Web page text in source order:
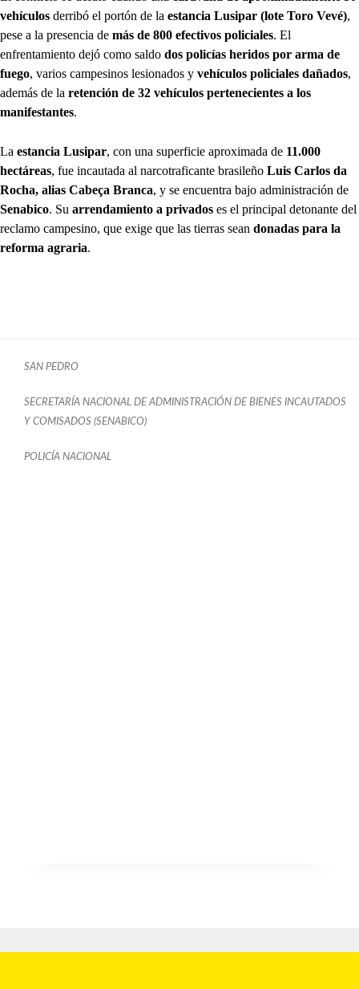
vehículos derribó el portón de la estancia Lusipar (lote Toro Vevé),
pese a la presencia de más de 800 efectivos policiales. El
enfrentamiento dejó como saldo dos policías heridos por arma de
fuego, varios campesinos lesionados y vehículos policiales dañados,
además de la retención de 32 vehículos pertenecientes a los
manifestantes.
La estancia Lusipar, con una superficie aproximada de 11.000
hectáreas, fue incautada al narcotraficante brasileño Luis Carlos da
Rocha, alias Cabeça Branca, y se encuentra bajo administración de
Senabico. Su arrendamiento a privados es el principal detonante del
reclamo campesino, que exige que las tierras sean donadas para la
reforma agraria.
SAN PEDRO
SECRETARÍA NACIONAL DE ADMINISTRACIÓN DE BIENES INCAUTADOS
Y COMISADOS (SENABICO)
POLICÍA NACIONAL